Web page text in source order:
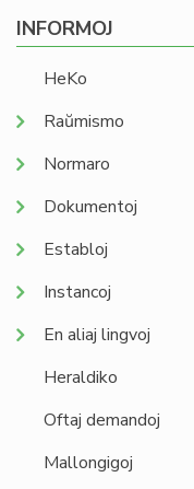
INFORMOJ
HeKo
Raŭmismo
Normaro
Dokumentoj
Establoj
Instancoj
En aliaj lingvoj
Heraldiko
Oftaj demandoj
Mallongigoj